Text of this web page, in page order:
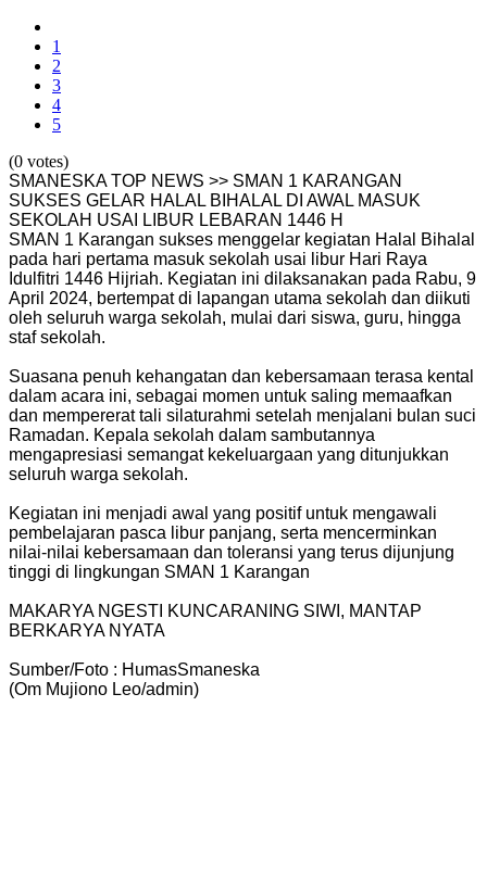
1
2
3
4
5
(0 votes)
SMANESKA TOP NEWS >> SMAN 1 KARANGAN
SUKSES GELAR HALAL BIHALAL DI AWAL MASUK
SEKOLAH USAI LIBUR LEBARAN 1446 H
SMAN 1 Karangan sukses menggelar kegiatan Halal Bihalal
pada hari pertama masuk sekolah usai libur Hari Raya
Idulfitri 1446 Hijriah. Kegiatan ini dilaksanakan pada Rabu, 9
April 2024, bertempat di lapangan utama sekolah dan diikuti
oleh seluruh warga sekolah, mulai dari siswa, guru, hingga
staf sekolah.
Suasana penuh kehangatan dan kebersamaan terasa kental
dalam acara ini, sebagai momen untuk saling memaafkan
dan mempererat tali silaturahmi setelah menjalani bulan suci
Ramadan. Kepala sekolah dalam sambutannya
mengapresiasi semangat kekeluargaan yang ditunjukkan
seluruh warga sekolah.
Kegiatan ini menjadi awal yang positif untuk mengawali
pembelajaran pasca libur panjang, serta mencerminkan
nilai-nilai kebersamaan dan toleransi yang terus dijunjung
tinggi di lingkungan SMAN 1 Karangan
MAKARYA NGESTI KUNCARANING SIWI, MANTAP
BERKARYA NYATA
Sumber/Foto : HumasSmaneska
(Om Mujiono Leo/admin)